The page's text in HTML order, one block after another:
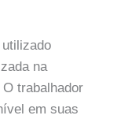
na
trabalhador
em suas